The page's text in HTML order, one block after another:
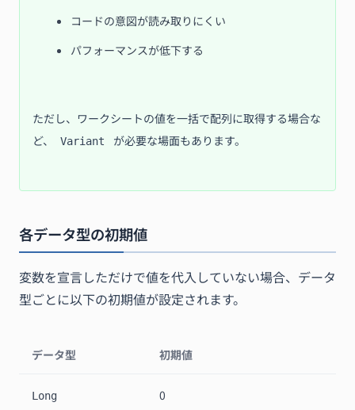
コードの意図が読み取りにくい
パフォーマンスが低下する
ただし、ワークシートの値を一括で配列に取得する場合な
ど、
Variant が必要な場面もあります。
各データ型の初期値
変数を宣言しただけで値を代入していない場合、データ
型ごとに以下の初期値が設定されます。
データ型 初期値
Long 0